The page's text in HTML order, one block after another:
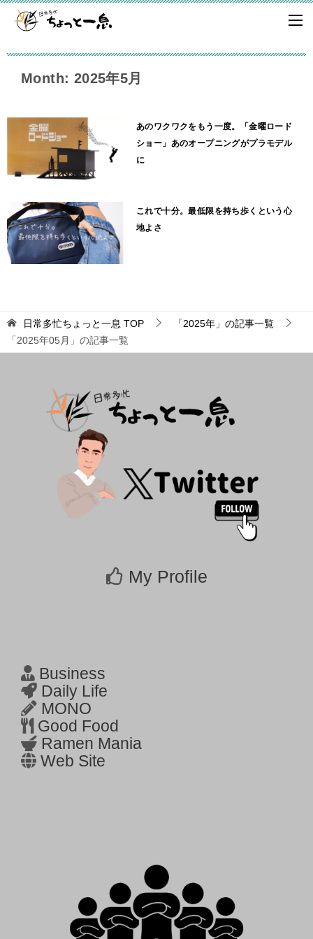
Month: 2025年5月
あのワクワクをもう一度。「金曜ロード
ショー」あのオープニングがプラモデル
に
これで十分。最低限を持ち歩くという心
地よさ
日常多忙ちょっと一息 TOP
「2025年」の記事一覧
「2025年05月」の記事一覧
My Profile
Business
Daily Life
MONO
Good Food
Ramen Mania
Web Site